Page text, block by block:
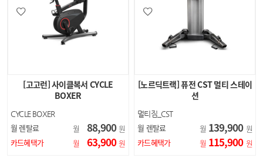
[고고런] 사이클복서 CYCLE
BOXER
CYCLE BOXER
월 렌탈료 월 88,900 원
카드혜택가
월 63,900 원
[노르딕트랙] 퓨전 CST 멀티 스테이
션
멀티짐_CST
월 렌탈료 월 139,900 원
카드혜택가
월 115,900 원